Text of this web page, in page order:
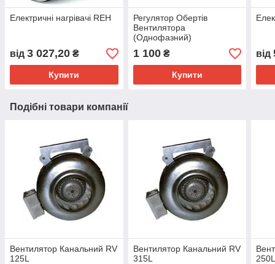
Електричні нагрівачі REH
від 3 027,20 ₴
Купити
Регулятор Обертів
Вентилятора
(Однофазний)
1 100₴
Купити
від
Подібні товари компанії
Вентилятор Канальний RV
125L
Вентилятор Канальний RV
315L